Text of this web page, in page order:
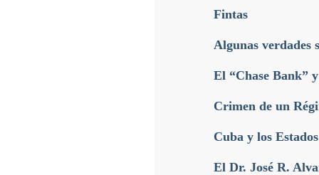
Fintas
Algunas verdades
El “Chase Bank”
Crimen de un
Cuba y los
El Dr. José R.